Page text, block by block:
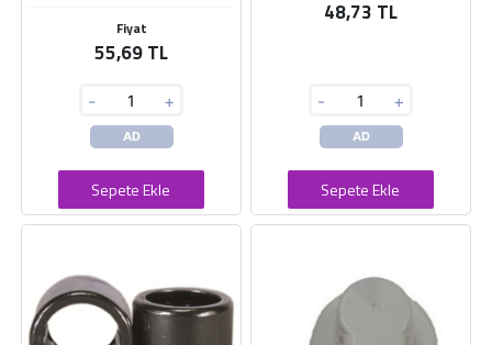
Fiyat
55,69 TL
- +
AD
Sepete Ekle
48,73 TL
- +
AD
Sepete Ekle